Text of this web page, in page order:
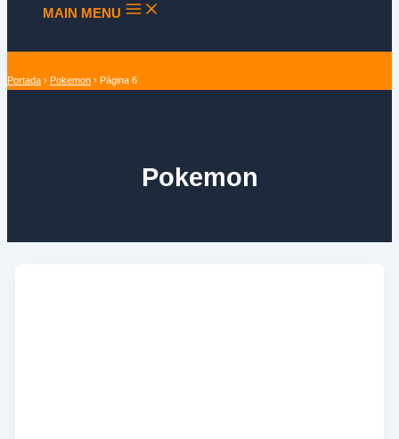
MAIN MENU
Portada › Pokemon › Página 6
Pokemon